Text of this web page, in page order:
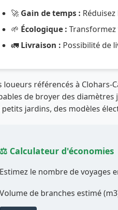
🚀 Gain de temps :
🌱 Écologique : Transformez
🚛 Livraison : Possibilité de
loueurs référencés à
de broyer des
petits jardins, des modèles
⚖️ Calculateur d'économies
Estimez le nombre de voyages
Volume de branches estimé